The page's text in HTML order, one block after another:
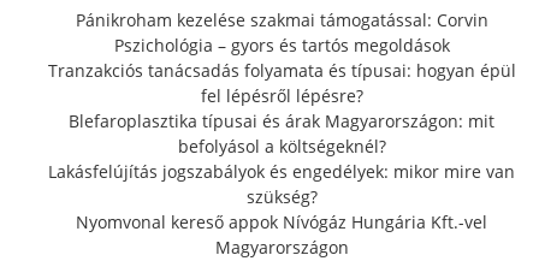
r
:
Pánikroham kezelése szakmai támogatással: Corvin
Pszichológia – gyors és tartós megoldások
Tranzakciós tanácsadás folyamata és típusai: hogyan épül
fel lépésről lépésre?
Blefaroplasztika típusai és árak Magyarországon: mit
befolyásol a költségeknél?
Lakásfelújítás jogszabályok és engedélyek: mikor mire van
szükség?
Nyomvonal kereső appok Nívógáz Hungária Kft.-vel
Magyarországon